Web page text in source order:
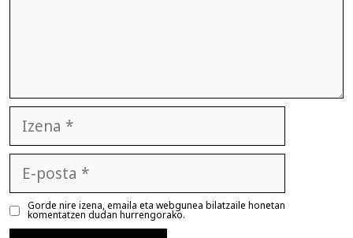
posta
Gorde nire izena, emaila eta webgunea bilatzaile honetan
komentatzen dudan hurrengorako.